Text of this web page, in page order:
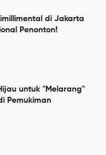
di Jakarta
Penonton!
untuk "Melarang"
Pemukiman